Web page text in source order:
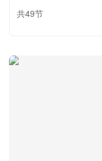
共49节